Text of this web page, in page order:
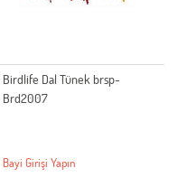
Birdlife Dal Tünek brsp-
Brd2007
Bayi Girişi Yapın